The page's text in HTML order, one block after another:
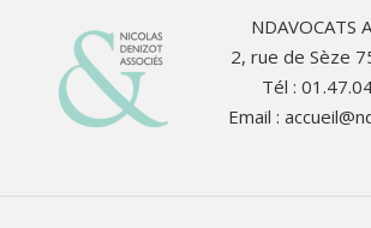
NDAVOCATS
2, rue de Sèze
Tél :
Email :